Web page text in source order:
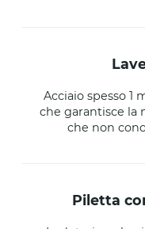
Acciaio spesso 1
che garantisce la
che non
piletta